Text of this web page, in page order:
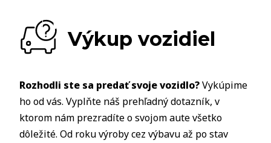
Výkup vozidiel
Rozhodli ste sa predať svoje vozidlo?Vykúpime
ho od vás. Vyplňte náš prehľadný dotazník, v
ktorom nám prezradíte o svojom aute všetko
dôležité. Od roku výroby cez výbavu až po stav